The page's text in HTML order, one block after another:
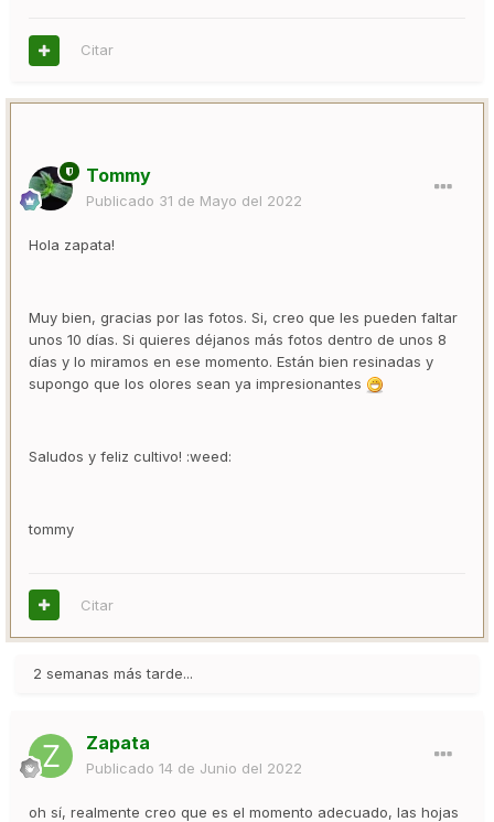
Citar
Tommy
Publicado 31 de Mayo del 2022
Hola zapata!
Muy bien, gracias por las fotos. Si, creo que les pueden faltar
unos 10 días. Si quieres déjanos más fotos dentro de unos 8
días y lo miramos en ese momento. Están bien resinadas y
supongo que los olores sean ya impresionantes
Saludos y feliz cultivo! :weed:
tommy
Citar
2 semanas más tarde...
Zapata
Publicado 14 de Junio del 2022
oh sí, realmente creo que es el momento adecuado, las hojas